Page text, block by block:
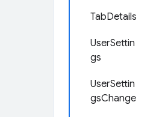
TabDetails
UserSettin
gs
UserSettin
gsChange